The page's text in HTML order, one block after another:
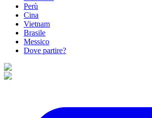
Perù
Cina
Vietnam
Brasile
Messico
Dove partire?